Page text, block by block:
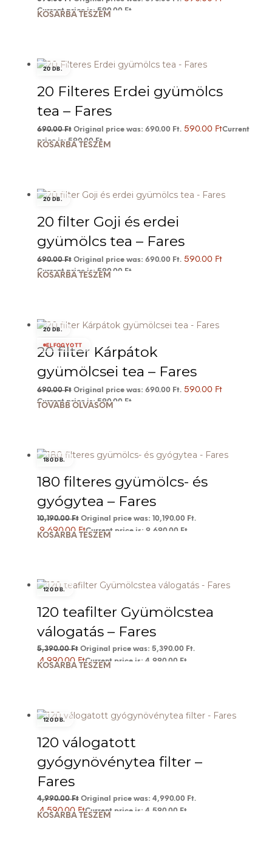
Current price is: 590.00 Ft.
KOSÁRBA TESZEM
20 DB.
20 Filteres Erdei gyümölcs
tea – Fares
690.00Ft Original price was: 690.00 Ft. 590.00 FtCurrent
price is: 590.00 Ft.
KOSÁRBA TESZEM
20 DB.
20 filter Goji és erdei
gyümölcs tea – Fares
690.00Ft Original price was: 690.00 Ft. 590.00 Ft
Current price is: 590.00 Ft.
KOSÁRBA TESZEM
20 DB.
ELFOGYOTT
20 filter Kárpátok
gyümölcsei tea – Fares
690.00Ft Original price was: 690.00 Ft. 590.00 Ft
Current price is: 590.00 Ft.
TOVÁBB OLVASOM
180 DB.
180 filteres gyümölcs- és
gyógytea – Fares
10,190.00Ft Original price was: 10,190.00 Ft.
9,690.00 FtCurrent price is: 9,690.00 Ft.
KOSÁRBA TESZEM
120 DB.
120 teafilter Gyümölcstea
válogatás – Fares
5,390.00Ft Original price was: 5,390.00 Ft.
4,990.00 FtCurrent price is: 4,990.00 Ft.
KOSÁRBA TESZEM
120 DB.
120 válogatott
gyógynövénytea filter –
Fares
4,990.00Ft Original price was: 4,990.00 Ft.
4,590.00 FtCurrent price is: 4,590.00 Ft.
KOSÁRBA TESZEM